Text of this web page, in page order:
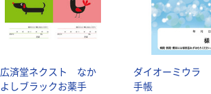
広済堂ネクスト なか
よしブラックお薬手
ダイオーミウラ
手帳